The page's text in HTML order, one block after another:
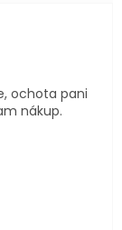
ochota pani
nákup.